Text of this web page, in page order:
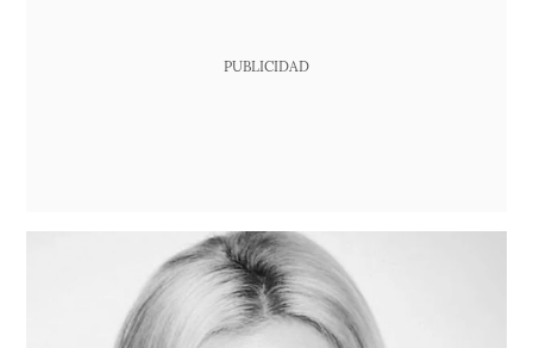
PUBLICIDAD